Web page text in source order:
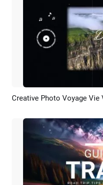
Aperçu
Creative Photo Voyage Vie